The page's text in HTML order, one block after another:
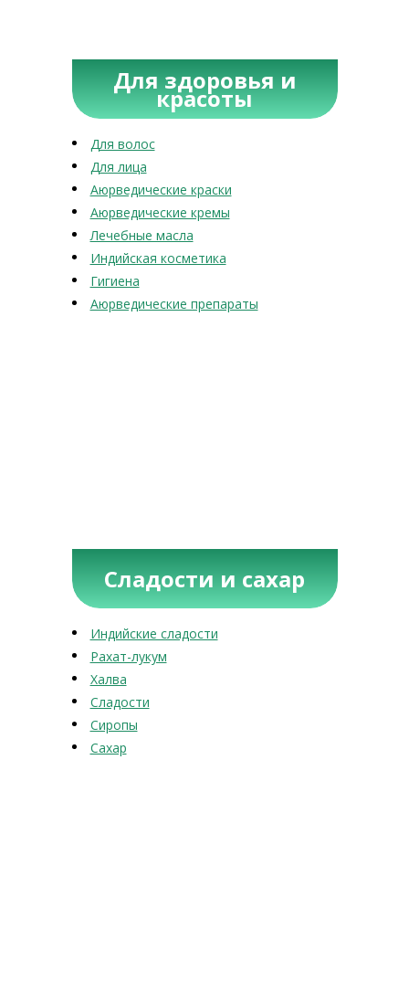
Для здоровья и
красоты
Для волос
Для лица
Аюрведические краски
Аюрведические кремы
Лечебные масла
Индийская косметика
Гигиена
Аюрведические препараты
Сладости и сахар
Индийские сладости
Рахат-лукум
Халва
Сладости
Сиропы
Сахар